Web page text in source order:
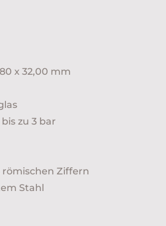
x 32,00 mm
zu 3 bar
römischen Ziffern
Stahl